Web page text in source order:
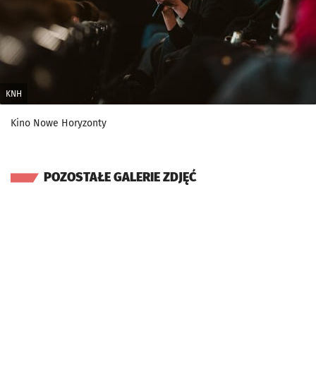
KNH
Kino Nowe Horyzonty
POZOSTAŁE GALERIE ZDJĘĆ